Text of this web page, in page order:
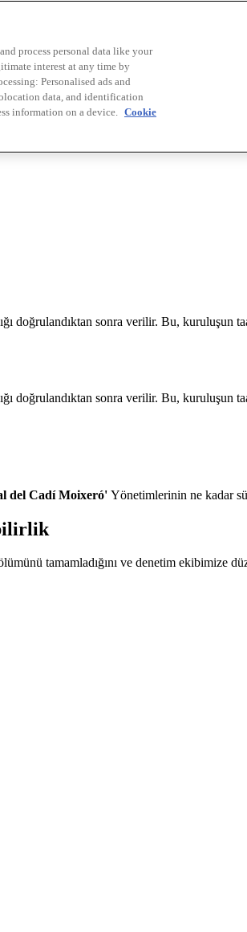
doğrulandıktan sonra verilir. Bu, kuruluşun
doğrulandıktan sonra verilir. Bu, kuruluşun
del Cadí Moixeró' Yönetimlerinin ne kadar
tamamladığını ve denetim ekibimize
process personal data like your
interest at any time by
Personalised ads and
data, and identification
information on a device. Cookie